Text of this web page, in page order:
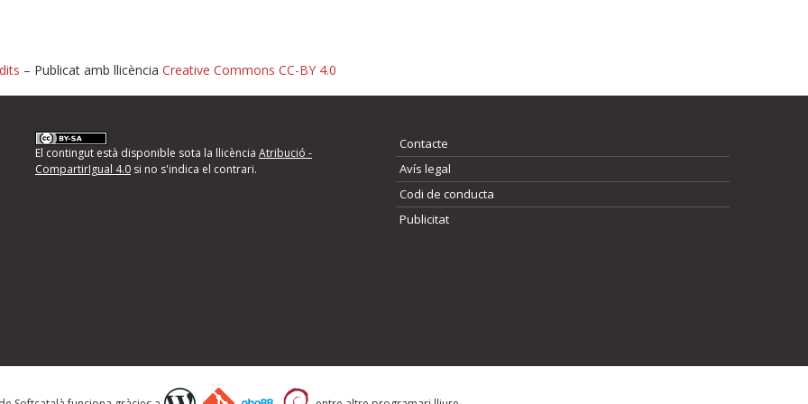
d'errors
següents i descriviu quina és la millora que
– Publicat amb llicència Creative Commons CC-BY 4.0
El contingut està disponible sota la llicència Atribució -
CompartirIgual 4.0si no s'indica el contrari.
Contacte
Avís legal
Codi de conducta
Publicitat